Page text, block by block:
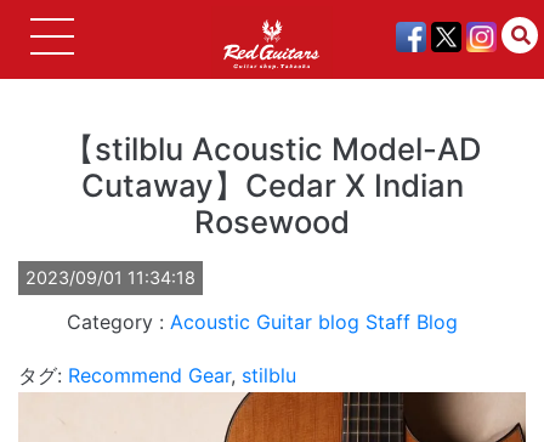
【stilblu Acoustic Model-AD
Cutaway】Cedar X Indian
Rosewood
2023/09/01 11:34:18
Acoustic Guitar blog Staff Blog
タグ: Recommend Gear, stilblu